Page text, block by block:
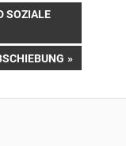
SOZIALE